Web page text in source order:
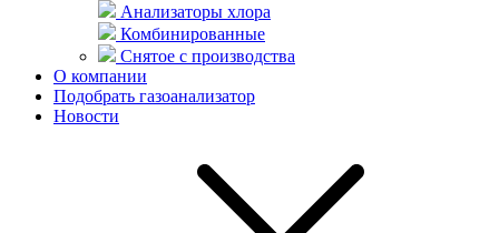
Анализаторы хлора
Комбинированные
Снятое с производства
О компании
Подобрать газоанализатор
Новости